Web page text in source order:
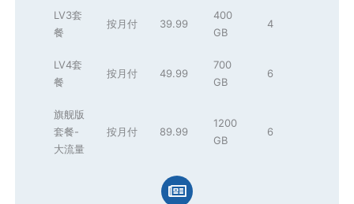
LV3套
餐
按月付 39.99
400
GB
4
LV4套
餐
按月付 49.99
700
GB
6
旗舰版
套餐-
大流量
按月付 89.99
1200
GB
6